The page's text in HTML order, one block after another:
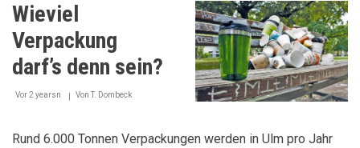
Wieviel
Verpackung
darf’s denn sein?
Vor 2 yearsn VonT. Dombeck
Rund 6.000 Tonnen Verpackungen werden in Ulm pro Jahr